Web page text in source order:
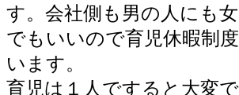
す。会社側も男の人にも
でもいいので育児休暇制
います。
育児は１人ですると大変で